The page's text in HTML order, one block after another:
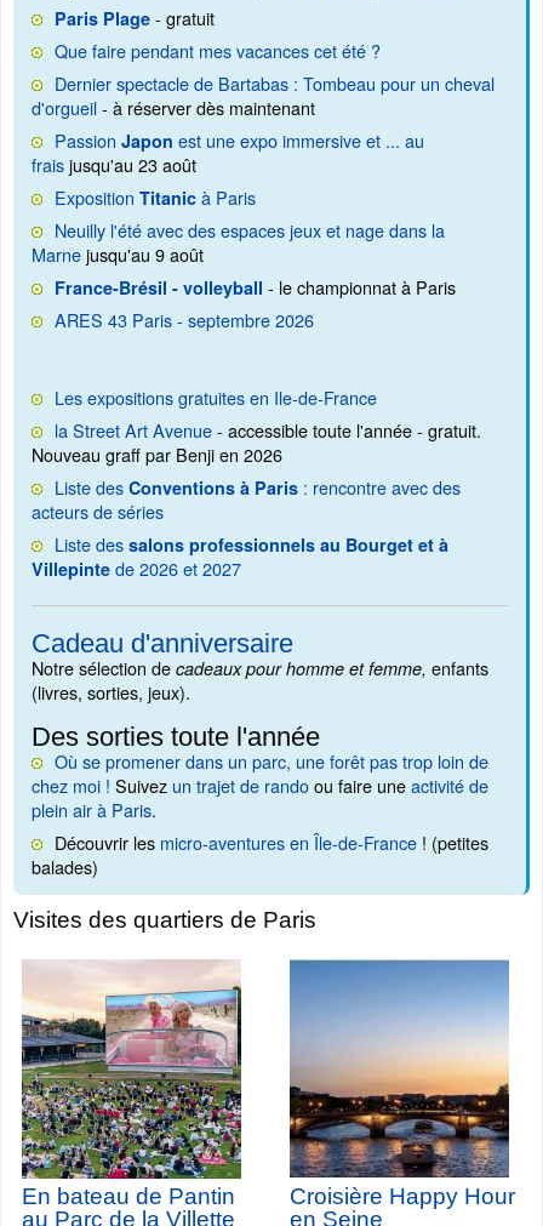
Paris Plage - gratuit
Que faire pendant mes vacances cet été ?
Dernier spectacle de Bartabas : Tombeau pour un cheval
d'orgueil- à réserver dès maintenant
Passion Japon est une expo immersive et ... au
fraisjusqu'au 23 août
Exposition Titanic à Paris
Neuilly l'été avec des espaces jeux et nage dans la
Marnejusqu'au 9 août
France-Brésil - volleyball - le championnat à Paris
ARES 43 Paris - septembre 2026
Les expositions gratuites en Ile-de-France
la Street Art Avenue- accessible toute l'année - gratuit.
Nouveau graff par Benji en 2026
Liste des Conventions à Paris : rencontre avec des
acteurs de séries
Liste des salons professionnels au Bourget et à
Villepinte de 2026 et 2027
Cadeau d'anniversaire
Notre sélection de cadeaux pour homme et femme, enfants
(livres, sorties, jeux).
Des sorties toute l'année
Où se promener dans un parc, une forêt pas trop loin de
chez moi ! Suivez un trajet de randoou faire uneactivité de
plein air à Paris.
Découvrir les micro-aventures en Île-de-France ! (petites
balades)
Visites des quartiers de Paris
En bateau de Pantin
au Parc de la Villette
Croisière Happy Hour
en Seine